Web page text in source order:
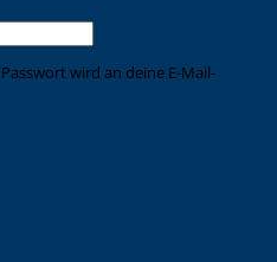
wird an deine E-Mail-